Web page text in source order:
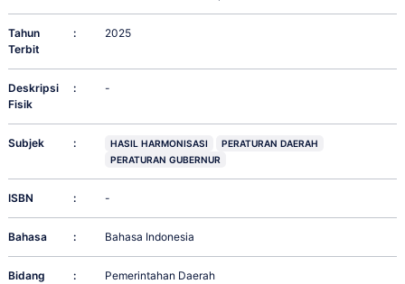
Tahun
Terbit
: 2025
Deskripsi
Fisik
: -
Subjek : HASIL HARMONISASI
PERATURAN DAERAH
PERATURAN GUBERNUR
ISBN : -
Bahasa : Bahasa Indonesia
Bidang
: Pemerintahan Daerah